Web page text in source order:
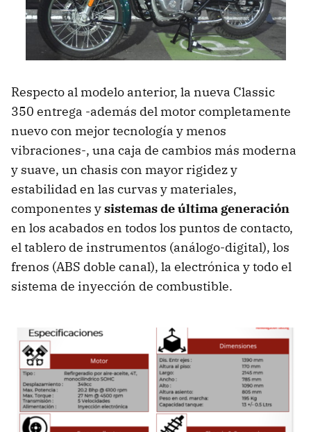
Respecto al modelo anterior, la nueva Classic
350 entrega -además del motor completamente
nuevo con mejor tecnología y menos
vibraciones-, una caja de cambios más moderna
y suave, un chasis con mayor rigidez y
estabilidad en las curvas y materiales,
componentes ysistemas de última generación
en los acabados en todos los puntos de contacto,
el tablero de instrumentos (análogo-digital), los
frenos (ABS doble canal), la electrónica y todo el
sistema de inyección de combustible.